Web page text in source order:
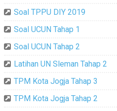
Soal TPPU DIY 2019
Soal UCUN Tahap 1
Soal UCUN Tahap 2
Latihan UN Sleman Tahap 2
TPM Kota Jogja Tahap 3
TPM Kota Jogja Tahap 2